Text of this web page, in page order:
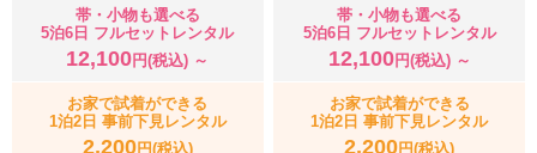
帯・小物も選べる
5泊6日 フルセットレンタル
12,100 円(税込) ～
お家で試着ができる
1泊2日 事前下見レンタル
2,200円(税込)
帯・小物も選べる
5泊6日 フルセットレンタル
12,100円(税込) ～
お家で試着ができる
1泊2日 事前下見レンタル
2,200円(税込)